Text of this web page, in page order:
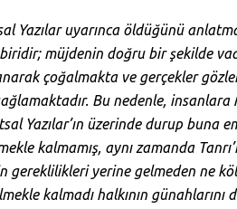
Yazılar uyarınca öldüğünü
müjdenin doğru bir şekilde
çoğalmakta ve gerçekler
Bu nedenle, insanlara
Yazılar’ın üzerinde durup buna
kalmamış, aynı zamanda
gereklilikleri yerine gelmeden ne
kalmadı halkının günahlarını